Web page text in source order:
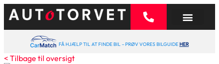
FÅ HJÆLP TIL AT FINDE BIL – PRØV VORES BILGUIDEHER
< Tilbage til oversigt